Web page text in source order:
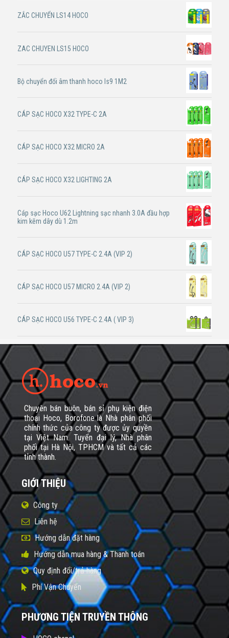
ZẮC CHUYỂN LS14 HOCO
ZAC CHUYEN LS15 HOCO
Bộ chuyển đổi âm thanh hoco ls9 1M2
CÁP SẠC HOCO X32 TYPE-C 2A
CÁP SẠC HOCO X32 MICRO 2A
CÁP SẠC HOCO X32 LIGHTING 2A
Cáp sạc Hoco U62 Lightning sạc nhanh 3.0A đầu hợp
kim kẽm dây dù 1.2m
CÁP SẠC HOCO U57 TYPE-C 2.4A (VIP 2)
CÁP SẠC HOCO U57 MICRO 2.4A (VIP 2)
CÁP SẠC HOCO U56 TYPE-C 2.4A ( VIP 3)
Chuyên bán buôn, bán sỉ phụ kiện điện
thoại Hoco, Borofone là Nhà phân phối
chính thức của công ty được ủy quyền
tại Việt Nam. Tuyển đại lý, Nhà phân
phối tại Hà Nội, TPHCM và tất cả các
tỉnh thành.
GIỚI THIỆU
Công ty
Liên hệ
Hướng dẫn đặt hàng
Hướng dẫn mua hàng & Thanh toán
Quy định đổi/trả hàng
Phí Vận Chuyển
PHƯƠNG TIỆN TRUYỀN THÔNG